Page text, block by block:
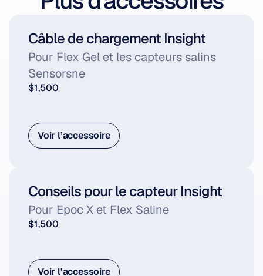
$1,500
Câble de chargement Insight
Pour Flex Gel et les capteurs salins
Sensorsne
Voir l’accessoire
$1,500
Conseils pour le capteur Insight
Pour Epoc X et Flex Saline
Voir l’accessoire